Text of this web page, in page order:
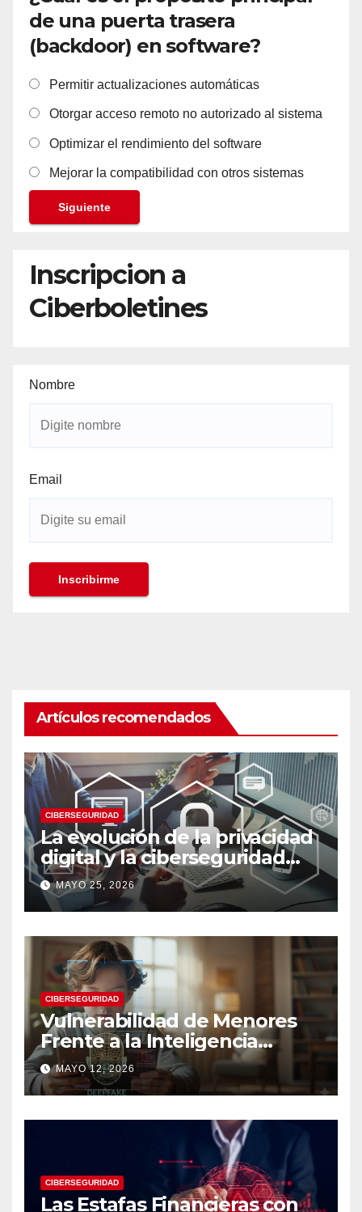
de una puerta trasera
(backdoor) en software?
Permitir actualizaciones automáticas
Otorgar acceso remoto no autorizado al sistema
Optimizar el rendimiento del software
Mejorar la compatibilidad con otros sistemas
Siguiente
Inscripcion a
Ciberboletines
Nombre
Email
Artículos recomendados
CIBERSEGURIDAD
La evolución de la privacidad
digital y la ciberseguridad
moderna
MAYO 25, 2026
CIBERSEGURIDAD
Vulnerabilidad de Menores
Frente a la Inteligencia
Artificial: Riesgos Digitales,
Manipulación y Protección
Tecnológica
MAYO 12, 2026
CIBERSEGURIDAD
Las Estafas Financieras con